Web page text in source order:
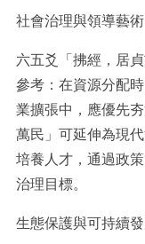
社會治理與領導藝術
六五爻「拂經，居
參考：在資源分配
業擴張中，應優先
萬民」可延伸為現
培養人才，通過政
治理目標。
生態保護與可持續